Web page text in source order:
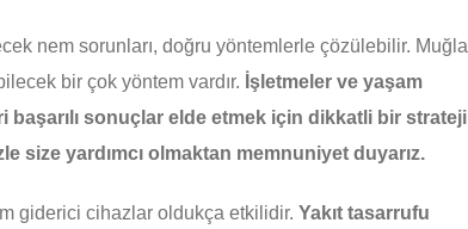
nem sorunları, doğru yöntemlerle çözülebilir. Muğla
bir çok yöntem vardır. İşletmeler ve yaşam
başarılı sonuçlar elde etmek için dikkatli bir strateji
size yardımcı olmaktan memnuniyet duyarız.
giderici cihazlar oldukça etkilidir. Yakıt tasarrufu